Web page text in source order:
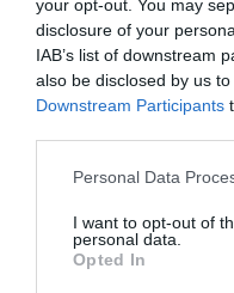
your opt-out. You may
disclosure of your
IAB’s list of downstream
also be disclosed by us
Downstream Participants
Personal Data
I want to opt-out of
personal data.
Opted In
LUN 27 LUGLIO 2020